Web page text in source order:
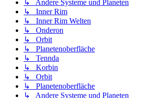
↳ Andere Systeme und Planeten
↳ Inner Rim
↳ Inner Rim Welten
↳ Onderon
↳ Orbit
↳ Planetenoberfläche
↳ Tennda
↳ Korbin
↳ Orbit
↳ Planetenoberfläche
↳ Andere Systeme und Planeten